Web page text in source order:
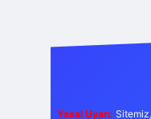
Yasal Uyarı: